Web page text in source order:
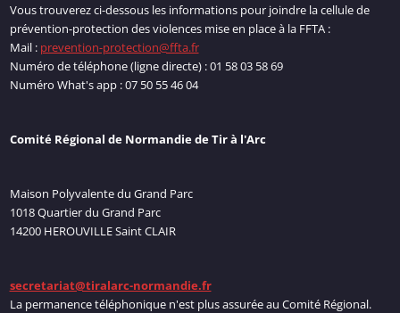
Vous trouverez ci-dessous les informations pour joindre la cellule de
prévention-protection des violences mise en place à la FFTA :
Mail : prevention-protection@ffta.fr
Numéro de téléphone (ligne directe) : 01 58 03 58 69
Numéro What's app : 07 50 55 46 04
Comité Régional de Normandie de Tir à l'Arc
Maison Polyvalente du Grand Parc
1018 Quartier du Grand Parc
14200 HEROUVILLE Saint CLAIR
secretariat@tiralarc-normandie.fr
La permanence téléphonique n'est plus assurée au Comité Régional.